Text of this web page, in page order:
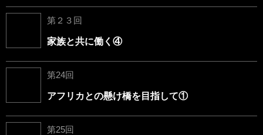
第２３回
家族と共に働く④
第24回
アフリカとの懸け橋を目指して①
第25回